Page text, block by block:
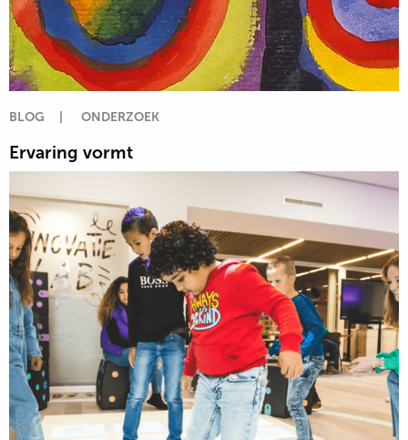
BLOG ONDERZOEK
Ervaring vormt
meer
over